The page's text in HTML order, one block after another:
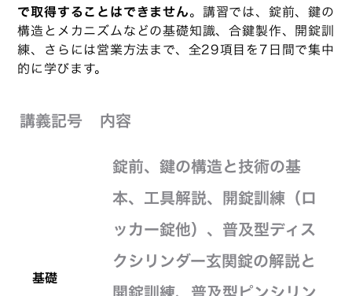
で取得することはできません。講習では、錠前、鍵の
構造とメカニズムなどの基礎知識、合鍵製作、開錠訓
練、さらには営業方法まで、全29項目を7日間で集中
的に学びます。
講義記号 内容
基礎
錠前、鍵の構造と技術の基
本、工具解説、開錠訓練（ロ
ッカー錠他）、普及型ディス
クシリンダー玄関錠の解説と